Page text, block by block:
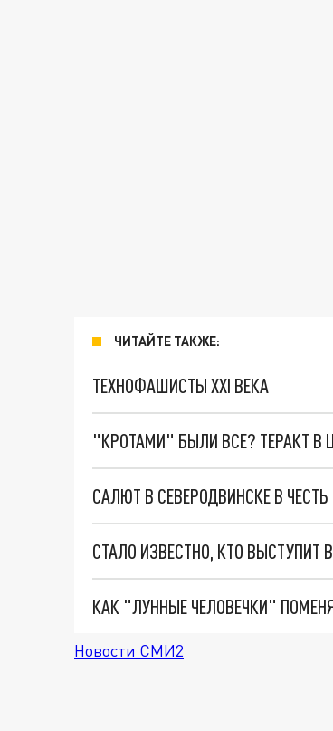
ЧИТАЙТЕ ТАКЖЕ:
ТЕХНОФАШИСТЫ XXI ВЕКА
"КРОТАМИ" БЫЛИ ВСЕ? ТЕРАКТ В
САЛЮТ В СЕВЕРОДВИНСКЕ В
СТАЛО ИЗВЕСТНО, КТО ВЫСТУПИТ
КАК "ЛУННЫЕ ЧЕЛОВЕЧКИ"
Новости СМИ2